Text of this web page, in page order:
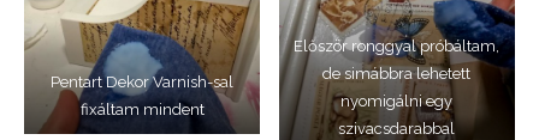
Pentart Dekor Varnish-sal
fixáltam mindent
Először ronggyal próbáltam,
de simábbra lehetett
nyomigálni egy
szivacsdarabbal